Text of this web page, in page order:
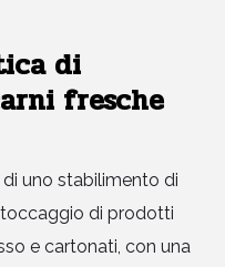
di
fresche
di uno stabilimento di
di prodotti
e cartonati, con una